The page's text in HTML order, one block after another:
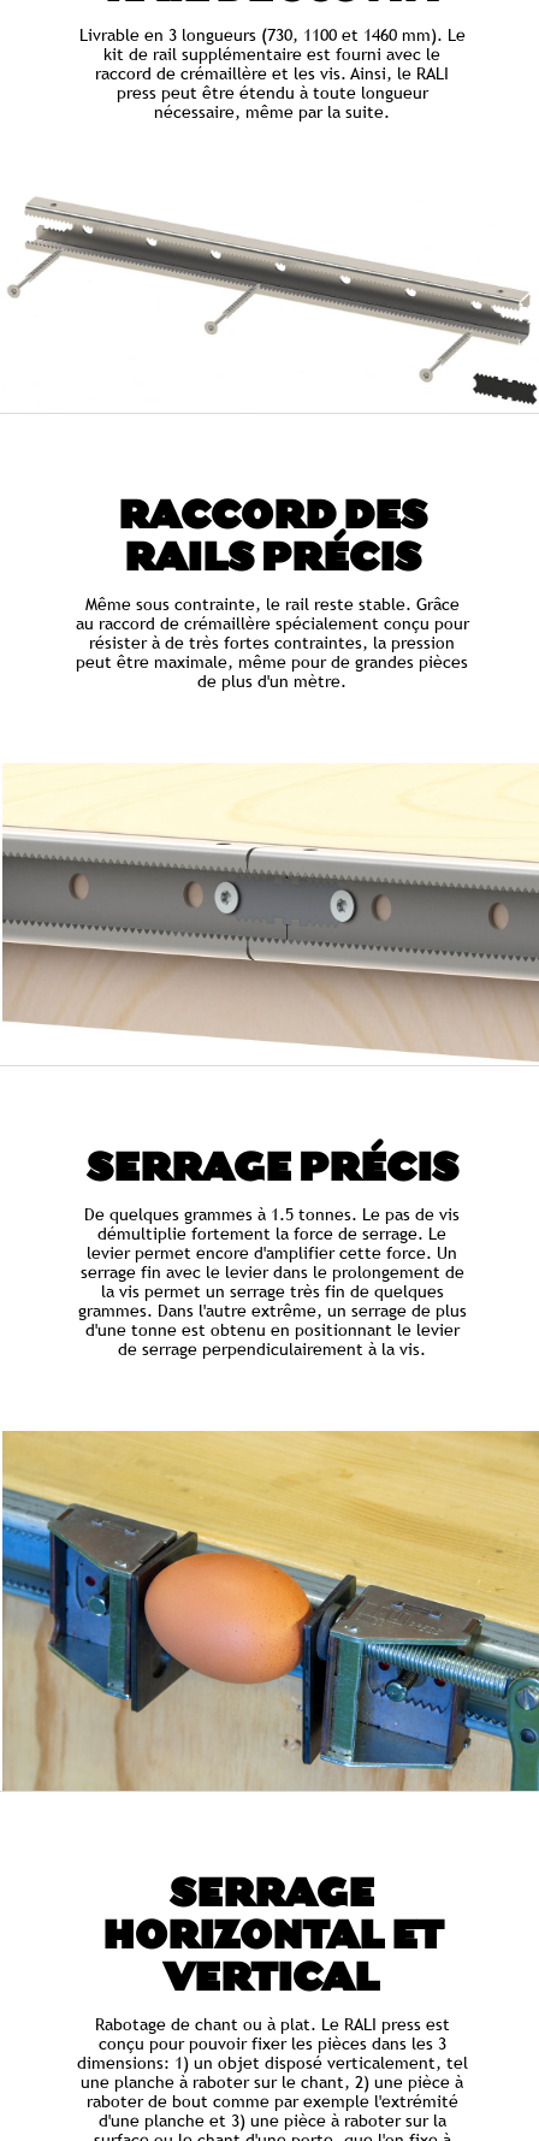
Livrable en 3 longueurs (730, 1100 et 1460 mm). Le
kit de rail supplémentaire est fourni avec le
raccord de crémaillère et les vis. Ainsi, le RALI
press peut être étendu à toute longueur
nécessaire, même par la suite.
RACCORD DES
RAILS PRÉCIS
Même sous contrainte, le rail reste stable. Grâce
au raccord de crémaillère spécialement conçu pour
résister à de très fortes contraintes, la pression
peut être maximale, même pour de grandes pièces
de plus d'un mètre.
SERRAGE PRÉCIS
De quelques grammes à 1.5 tonnes. Le pas de vis
démultiplie fortement la force de serrage. Le
levier permet encore d'amplifier cette force. Un
serrage fin avec le levier dans le prolongement de
la vis permet un serrage très fin de quelques
grammes. Dans l'autre extrême, un serrage de plus
d'une tonne est obtenu en positionnant le levier
de serrage perpendiculairement à la vis.
SERRAGE
HORIZONTAL ET
VERTICAL
Rabotage de chant ou à plat. Le RALI press est
conçu pour pouvoir fixer les pièces dans les 3
dimensions: 1) un objet disposé verticalement, tel
une planche à raboter sur le chant, 2) une pièce à
raboter de bout comme par exemple l'extrémité
d'une planche et 3) une pièce à raboter sur la